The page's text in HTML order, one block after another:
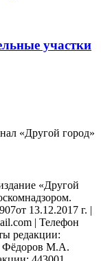
участки
«Другой город»
«Другой
13.12.2017 г. |
| Телефон
редакции:
Фёдоров М.А.